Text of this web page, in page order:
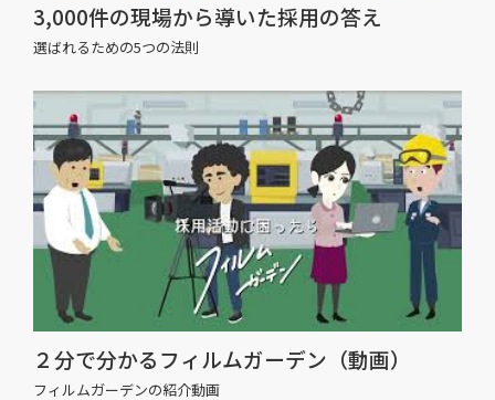
3,000件の現場から導いた採用の答え
選ばれるための5つの法則
２分で分かるフィルムガーデン（動画）
フィルムガーデンの紹介動画